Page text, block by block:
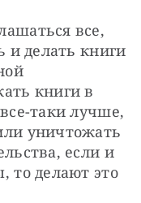
все,
и делать книги
книги в
таки лучше,
уничтожать
если и
то делают это